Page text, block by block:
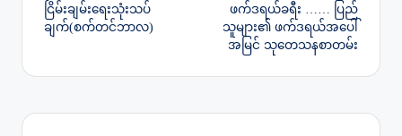
navigation
ငြိမ်းချမ်း‌‌ရေးသုံးသပ်
ချက်(‌‌စက်တင်ဘာလ)
ဖက်ဒရယ်ခရီး …… ပြည်
သူများ၏ ဖက်ဒရယ်အပေါ်
အမြင် သုတေသနစာတမ်း